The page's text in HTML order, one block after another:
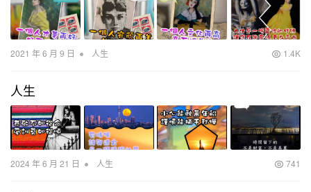
2021 年 6 月 9 日 • 人生 1.4K
人生
2024 年 6 月 21 日 • 人生 741